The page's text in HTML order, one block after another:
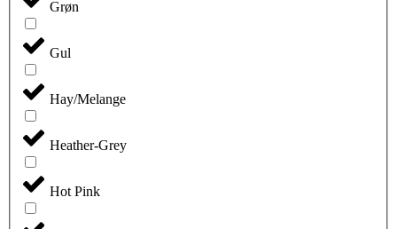
Grøn
Gul
Hay/Melange
Heather-Grey
Hot Pink